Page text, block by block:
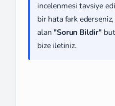
incelenmesi tavsiye
bir hata fark
alan "Sorun Bildir"
bize iletiniz.